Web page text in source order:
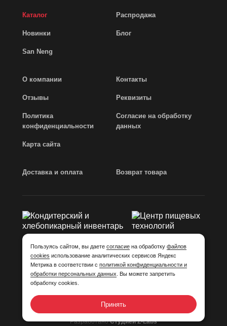
Каталог Распродажа
Новинки Блог
San Neng
О компании Контакты
Отзывы Реквизиты
Политика
конфиденциальности
Согласие на обработку
данных
Карта сайта
Доставка и оплата Возврат товара
2013 - 2026 © Invi-shop.ru
Кондитерский инвентарь, пекарский инвентарь, интернет-
магазин «Инви-шоп». Вся информация на сайте носит
справочный характер и не является публичной офертой
ст.437 ГК РФ.
РазработаноСтудией Z-Labs
Пользуясь сайтом, вы даете согласие на обработку файлов
cookies использование аналитических сервисов Яндекс
Метрика в соответствии с политикой конфиденциальности и
обработки персональных данных . Вы можете запретить
обработку cookies.
Принять